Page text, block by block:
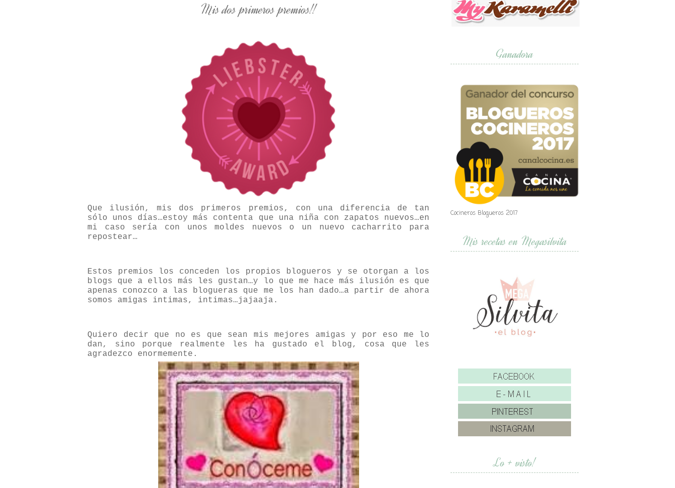
Mis dos primeros premios!!
Que ilusión, mis dos primeros premios, con una diferencia de tan
sólo unos días…estoy más contenta que una niña con zapatos nuevos…en
mi caso sería con unos moldes nuevos o un nuevo cacharrito para
repostear…
Estos premios los conceden los propios blogueros y se otorgan a los
blogs que a ellos más les gustan…y lo que me hace más ilusión es que
apenas conozco a las blogueras que me los han dado…a partir de ahora
somos amigas intimas, intimas…jajaaja.
Quiero decir que no es que sean mis mejores amigas y por eso me lo
dan, sino porque realmente les ha gustado el blog, cosa que les
agradezco enormemente.
Ganadora
Cocineros Blogueros 2017
Mis recetas en Megasilvita
Lo + visto!